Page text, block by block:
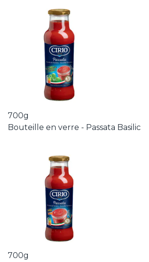
700g
Bouteille en verre - Passata Basilic
700g